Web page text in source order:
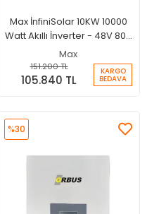
Max İnfiniSolar 10KW 10000
Watt Akıllı İnverter - 48V 80A
MPPT Hibrit İnverter
Max
151.200 TL
105.840 TL
KARGO
BEDAVA
%30